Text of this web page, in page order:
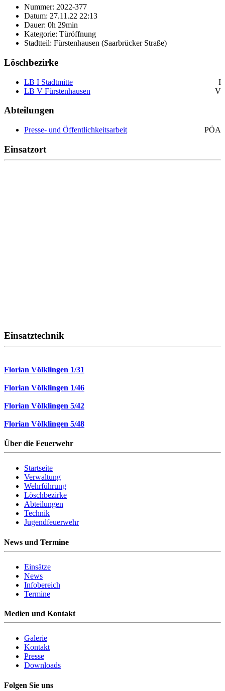
Nummer: 2022-377
Datum: 27.11.22 22:13
Dauer: 0h 29min
Kategorie: Türöffnung
Stadtteil: Fürstenhausen (Saarbrücker Straße)
Löschbezirke
LB I Stadtmitte
I
LB V Fürstenhausen
V
Abteilungen
Presse- und Öffentlichkeitsarbeit PÖA
Einsatzort
Einsatztechnik
Florian Völklingen 1/31
Florian Völklingen 1/46
Florian Völklingen 5/42
Florian Völklingen 5/48
Über die Feuerwehr
Startseite
Verwaltung
Wehrführung
Löschbezirke
Abteilungen
Technik
Jugendfeuerwehr
News und Termine
Einsätze
News
Infobereich
Termine
Medien und Kontakt
Galerie
Kontakt
Presse
Downloads
Folgen Sie uns